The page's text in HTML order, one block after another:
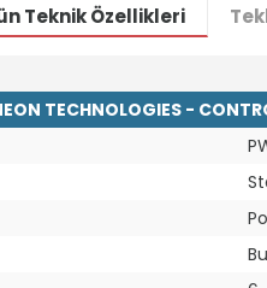
Teknik Özellikleri
TECHNOLOGIES -